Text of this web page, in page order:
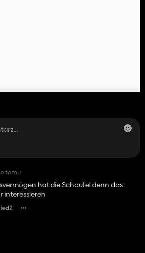
temu
hat die Schaufel denn das
interessieren